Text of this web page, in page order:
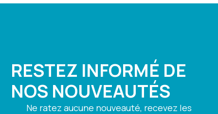
RESTEZ INFORMÉ DE
NOS NOUVEAUTÉS
Ne ratez aucune nouveauté, recevez les